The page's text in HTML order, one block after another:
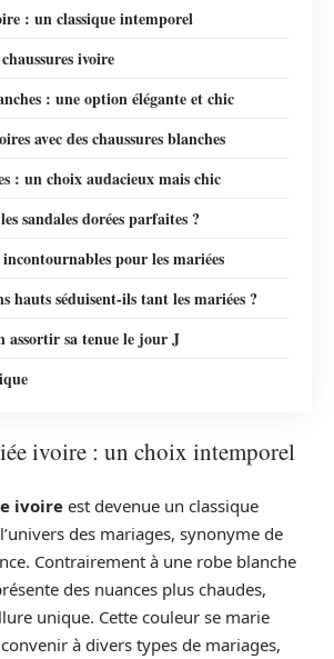
: un classique intemporel
ivoire
: une option élégante et chic
avec des chaussures blanches
: un choix audacieux mais chic
sandales dorées parfaites ?
pour les mariées
hauts séduisent-ils tant les mariées ?
assortir sa tenue le jour J
ivoire : un choix intemporel
ivoireest devenue un classique
des mariages, synonyme de
Contrairement à une robe blanche
des nuances plus chaudes,
unique. Cette couleur se marie
à divers types de mariages,